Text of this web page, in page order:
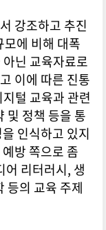
강조하고 추진
에 비해 대폭
닌 교육자료로
이에 따른 진통
털 교육과 관련
및 정책 등을 통
인식하고 있지
방 쪽으로 좀
어 리터러시, 생
등의 교육 주제